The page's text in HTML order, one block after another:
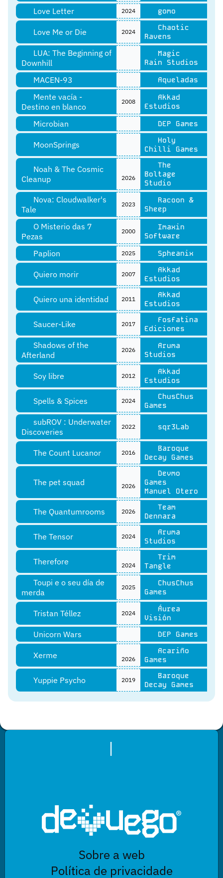
Love Letter 2024 gomo
Love Me or Die 2024
Chaotic
Ravens
LUA: The Beginning of
Downhill
Magic
Rain Studios
MACEN-93 Aqueladas
Mente vacía -
Destino en blanco
2008
Akkad
Estudios
Microbian DEP Games
MoonSprings
Holy
Chilli Games
Noah & The Cosmic
Cleanup
2026
The
Boltage
Studio
Nova: Cloudwalker's
Tale
2023
Racoon &
Sheep
O Misterio das 7
Pezas
2000
Imaxin
Software
Paplion 2025 Spheanix
Quiero morir 2007
Akkad
Estudios
Quiero una identidad 2011
Akkad
Estudios
Saucer-Like 2017
Fosfatina
Ediciones
Shadows of the
Afterland
2026
Aruma
Studios
Soy libre 2012
Akkad
Estudios
Spells & Spices 2024
ChusChus
Games
subROV : Underwater
Discoveries
2022 sqr3Lab
The Count Lucanor 2016
Baroque
Decay Games
The pet squad 2026
Devmo
Games
Manuel Otero
The Quantumrooms 2026
Team
Dennara
The Tensor 2024
Aruma
Studios
Therefore 2024
Trim
Tangle
Toupi e o seu día de
merda
2025
ChusChus
Games
Tristan Téllez 2024
Áurea
Visión
Unicorn Wars DEP Games
Xerme 2026
Acariño
Games
Yuppie Psycho 2019
Baroque
Decay Games
|
Sobre a web
Política de privacidade